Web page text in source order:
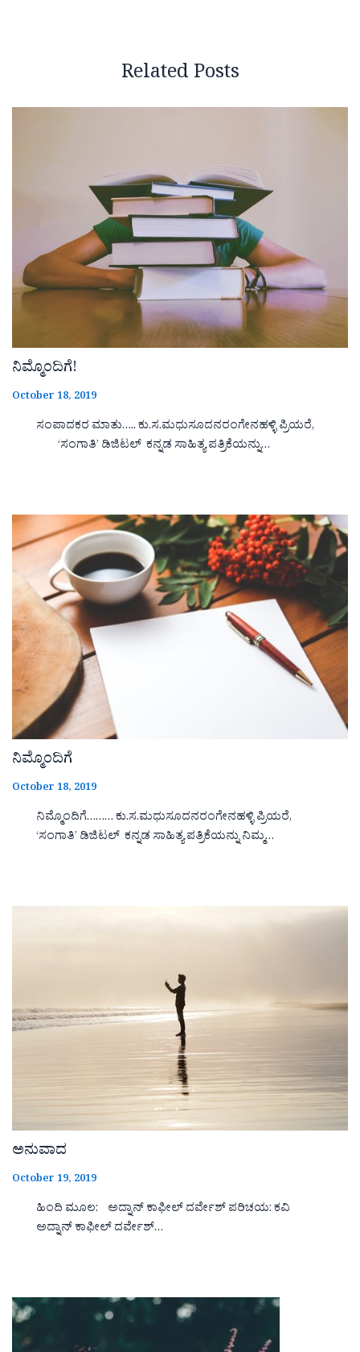
Related Posts
ನಿಮ್ಮೊಂದಿಗೆ!
October 18, 2019
ಸಂಪಾದಕರ ಮಾತು….. ಕು.ಸ.ಮಧುಸೂದನರಂಗೇನಹಳ್ಳಿ ಪ್ರಿಯರೆ,
‘ಸಂಗಾತಿ’ ಡಿಜಿಟಲ್ ಕನ್ನಡ ಸಾಹಿತ್ಯ ಪತ್ರಿಕೆಯನ್ನು…
ನಿಮ್ಮೊಂದಿಗೆ
October 18, 2019
ನಿಮ್ಮೊಂದಿಗೆ……… ಕು.ಸ.ಮಧುಸೂದನರಂಗೇನಹಳ್ಳಿ ಪ್ರಿಯರೆ,
‘ಸಂಗಾತಿ’ ಡಿಜಿಟಲ್ ಕನ್ನಡ ಸಾಹಿತ್ಯ ಪತ್ರಿಕೆಯನ್ನು ನಿಮ್ಮ…
ಅನುವಾದ
October 19, 2019
ಹಿಂದಿ ಮೂಲ: ಅದ್ನಾನ್ ಕಾಫೀಲ್ ದರ್ವೇಶ್ ಪರಿಚಯ: ಕವಿ
ಅದ್ನಾನ್ ಕಾಫೀಲ್ ದರ್ವೇಶ್…